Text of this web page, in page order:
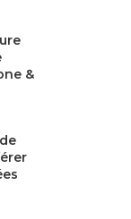
&